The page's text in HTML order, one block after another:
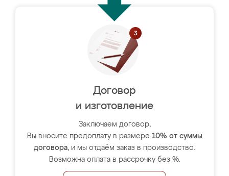
Договор
и изготовление
Заключаем договор,
Вы вносите предоплату в размере 10% от суммы
договора, и мы отдаём заказ в производство.
Возможна оплата в рассрочку без %.